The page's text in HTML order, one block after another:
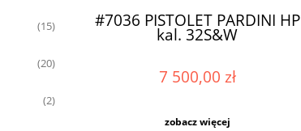
(15)
(20)
(2)
#7036 PISTOLET PARDINI HP
kal. 32S&W
7 500,00 zł
zobacz więcej